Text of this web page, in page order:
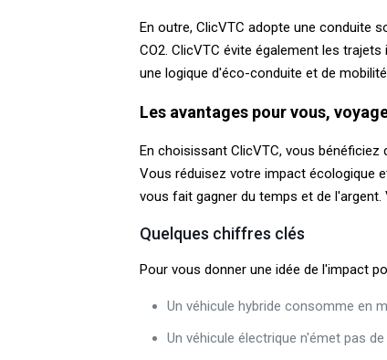
En outre, ClicVTC adopte une conduite
CO2. ClicVTC évite également les
une logique d'éco-conduite et de
Les avantages pour vous,
En choisissant ClicVTC, vous
Vous réduisez votre impact écologique
vous fait gagner du temps et de
Quelques chiffres clés
Pour vous donner une idée de l'impact
Un véhicule hybride consomme en
Un véhicule électrique n'émet pas